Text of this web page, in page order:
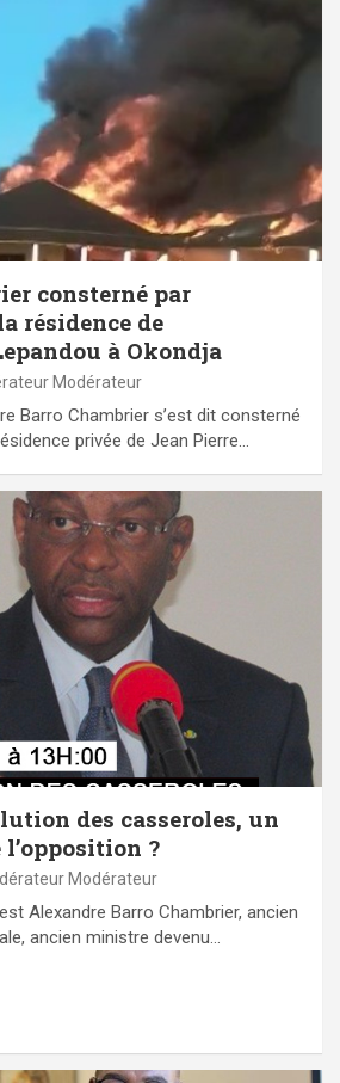
consterné par
résidence de
à Okondja
Modérateur
Barro Chambrier s’est dit consterné
privée de Jean Pierre…
des casseroles, un
?
Modérateur
Alexandre Barro Chambrier, ancien
ancien ministre devenu…